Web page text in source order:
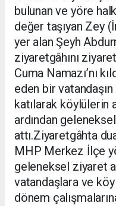
bulunan ve yöre
değer taşıyan Zey
yer alan Şeyh
ziyaretgâhını
Cuma Namazı’nı
eden bir
katılarak köylülerin
ardından
attı.Ziyaretgâhta
MHP Merkez İlçe
geleneksel ziyaret
vatandaşlara ve
dönem